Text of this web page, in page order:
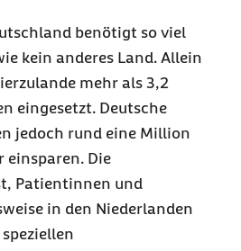
benötigt so viel
kein anderes Land. Allein
mehr als 3,2
eingesetzt. Deutsche
jedoch rund eine Million
einsparen. Die
Patientinnen und
in den Niederlanden